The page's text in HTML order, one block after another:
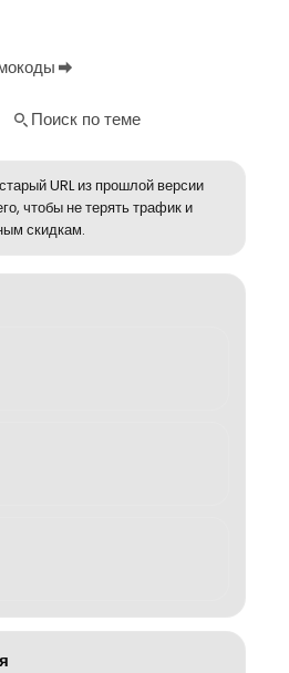
Поиск по теме
URL из прошлой версии
чтобы не терять трафик и
скидкам.